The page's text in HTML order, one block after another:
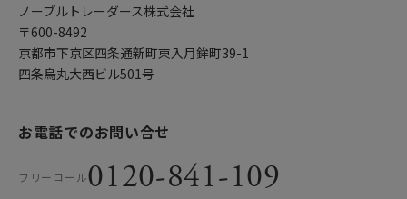
ノーブルトレーダース株式会社
〒600-8492
京都市下京区四条通新町東入月鉾町39-1
四条烏丸大西ビル501号
お電話でのお問い合せ
フリーコール0120-841-109